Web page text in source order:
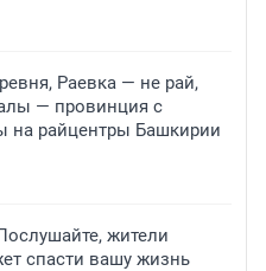
Раевка — не рай,
— провинция с
на райцентры Башкирии
жители
спасти вашу жизнь